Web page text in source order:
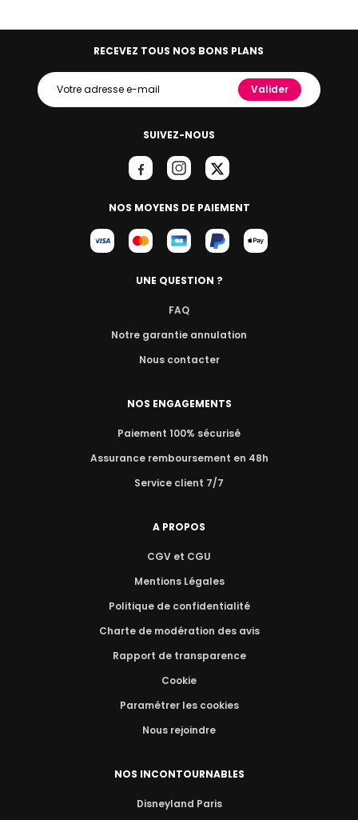
SUIVEZ-NOUS
NOS MOYENS DE PAIEMENT
RECEVEZ TOUS NOS BONS PLANS
Valider
UNE QUESTION ?
FAQ
Notre garantie annulation
Nous contacter
NOS ENGAGEMENTS
Paiement 100% sécurisé
Assurance remboursement en 48h
Service client 7/7
A PROPOS
CGV et CGU
Mentions Légales
Politique de confidentialité
Charte de modération des avis
Rapport de transparence
Cookie
Paramétrer les cookies
Nous rejoindre
NOS INCONTOURNABLES
Disneyland Paris